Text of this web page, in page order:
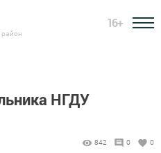
район
16+
НГДУ
842 0 0